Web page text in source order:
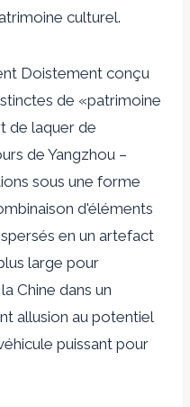
culturel.
Doistement conçu
de «patrimoine
de laquer de
de Yangzhou –
sous une forme
d'éléments
en un artefact
large pour
Chine dans un
allusion au potentiel
puissant pour